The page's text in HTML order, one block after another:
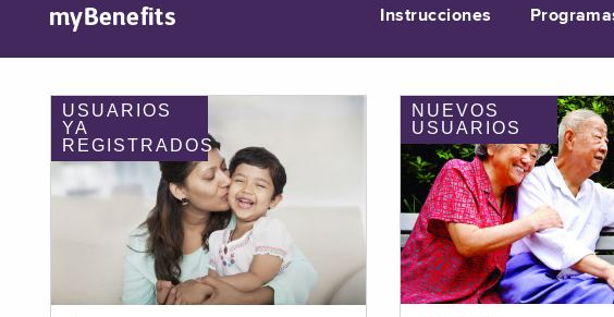
myBenefits Instrucciones
USUARIOS
YA
REGISTRADOS
NUEVOS
USUARIOS